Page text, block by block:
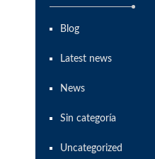
Blog
Latest news
News
Sin categoría
Uncategorized